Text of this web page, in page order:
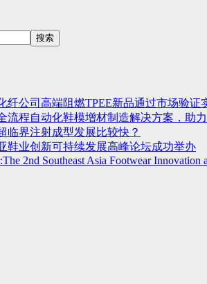
搜索
纤公司高端阻燃TPEE新品通过市场验证
流程自动化鞋模增材制造解决方案，助
临界注射成型发展比较快？
鞋业创新可持续发展高峰论坛成功举办
2nd Southeast Asia Footwear